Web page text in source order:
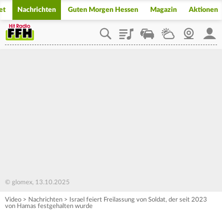
Nachrichten Guten Morgen Hessen Magazin Aktionen
PlaylistStaupilotWetterWebcam
© glomex, 13.10.2025
Video > Nachrichten >
Israel feiert Freilassung von Soldat, der seit 2023
von Hamas festgehalten wurde